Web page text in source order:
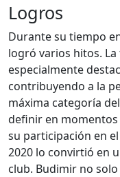
Logros
Durante su tiempo
logró varios hitos.
especialmente
contribuyendo a la
máxima categoría
definir en momentos
su participación en
2020 lo convirtió en
club. Budimir no